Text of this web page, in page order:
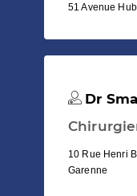
51 Avenue
Dr
10 Rue Henri
Garenne